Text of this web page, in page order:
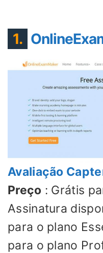
1.
Avaliação
Preço : Grátis
Assinatura
para o plano
para o plano